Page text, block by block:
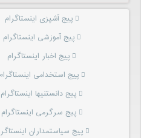
پیج آشپزی اینستاگرام
پیج آموزشی اینستاگرام
پیج اخبار اینستاگرام
پیج استخدامی اینستاگرام
پیج دانستنیها اینستاگرام
پیج سرگرمی اینستاگرام
پیج سیاستمداران